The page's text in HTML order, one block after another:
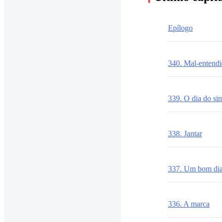
Epílogo
340. Mal-
339. O dia do
338. Jantar
337. Um bom dia
336. A marca